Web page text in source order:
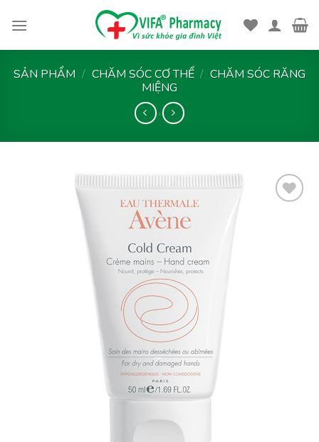
SẢN PHẨM / CHĂM SÓC CƠ THỂ / CHĂM SÓC RĂNG
MIỆNG